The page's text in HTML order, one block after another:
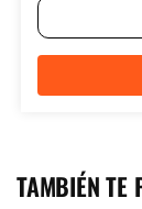
TAMBIÉN TE